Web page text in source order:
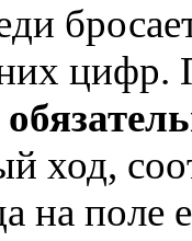
цифр.
ход,
на поле